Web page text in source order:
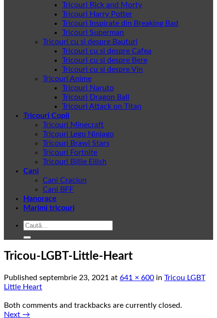
Tricouri Rick and Morty
Tricouri Harry Potter
Tricouri Inspirate din Breaking Bad
Tricouri Superman
Tricouri cu si despre Bauturi
Tricouri cu si despre Cafea
Tricouri cu si despre Bere
Tricouri cu si despre Vin
Tricouri Anime
Tricouri Naruto
Tricouri Dragon Ball
Tricouri Attack on Titan
Tricouri Copii
Tricouri Minecraft
Tricouri Lego Ninjago
Tricouri Brawl Stars
Tricouri Fortnite
Tricouri Billie Eilish
Cani
Cani Craciun
Cani BFF
Hanorace
Marimi tricouri
Caută
Tricou-LGBT-Little-Heart
Published septembrie 23, 2021 at 641 × 600 in Tricou LGBT
Little Heart
Both comments and trackbacks are currently closed.
Next →